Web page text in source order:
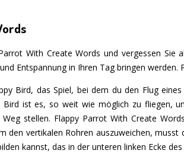
With Create Words und vergessen Sie
Entspannung in Ihren Tag bringen
Bird, das Spiel, bei dem du den Flug
Bird ist es, so weit wie möglich zu fliegen,
stellen. Flappy Parrot With Create
den vertikalen Rohren auszuweichen,
kannst, das in der unteren linken Ecke